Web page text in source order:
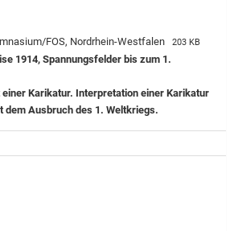
FOS, Nordrhein-Westfalen 203 KB
1914, Spannungsfelder bis zum 1.
Karikatur. Interpretation einer Karikatur
dem Ausbruch des 1. Weltkriegs.